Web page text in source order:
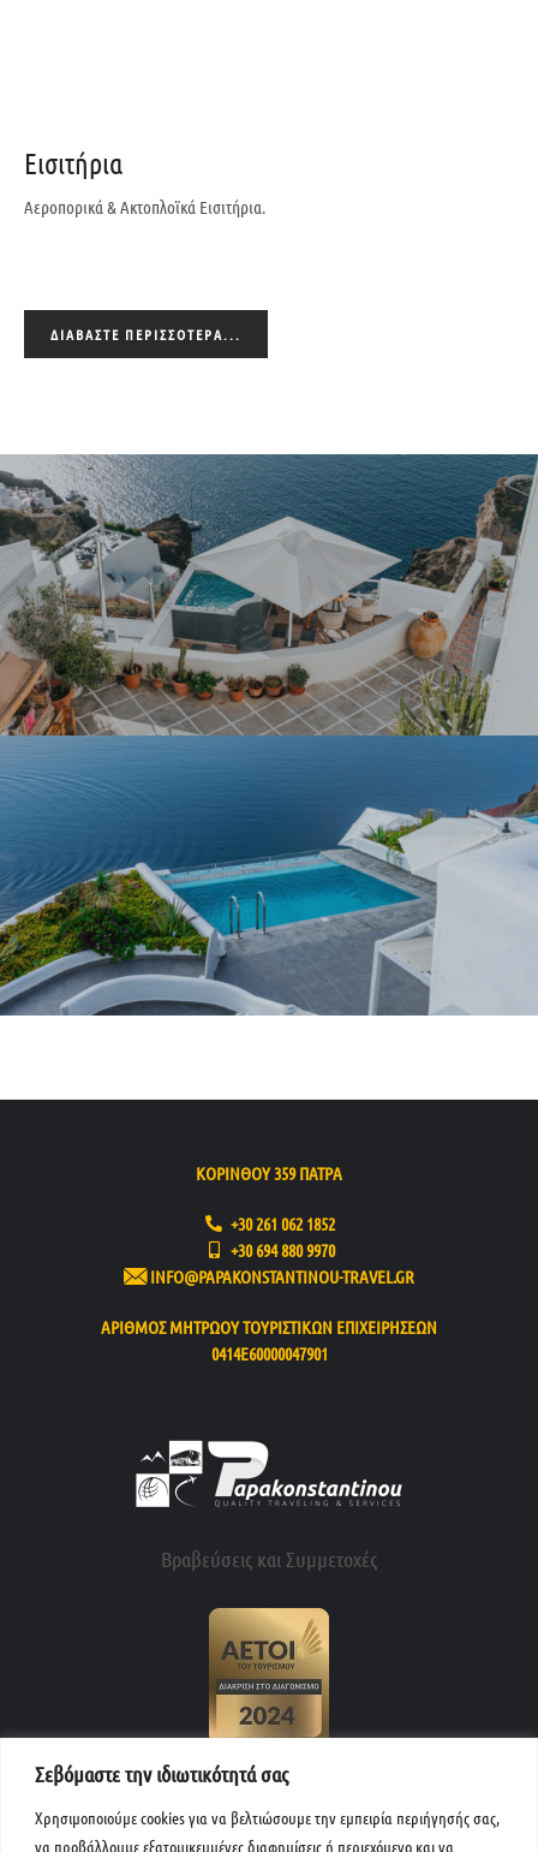
Σεβόμαστε την ιδιωτικότητά σας
Χρησιμοποιούμε cookies για να βελτιώσουμε την εμπειρία περιήγησής σας,
να προβάλλουμε εξατομικευμένες διαφημίσεις ή περιεχόμενο και να
Εισιτήρια
Αεροπορικά & Ακτοπλοϊκά Εισιτήρια.
ΔΙΑΒΆΣΤΕ ΠΕΡΙΣΣΌΤΕΡΑ...
ΚΟΡΙΝΘΟΥ 359 ΠΑΤΡΑ
+30 261 062 1852
+30 694 880 9970
INFO@PAPAKONSTANTINOU-TRAVEL.GR
ΑΡΙΘΜΟΣ ΜΗΤΡΩΟΥ ΤΟΥΡΙΣΤΙΚΩΝ ΕΠΙΧΕΙΡΗΣΕΩΝ
0414Ε60000047901
Βραβεύσεις και Συμμετοχές